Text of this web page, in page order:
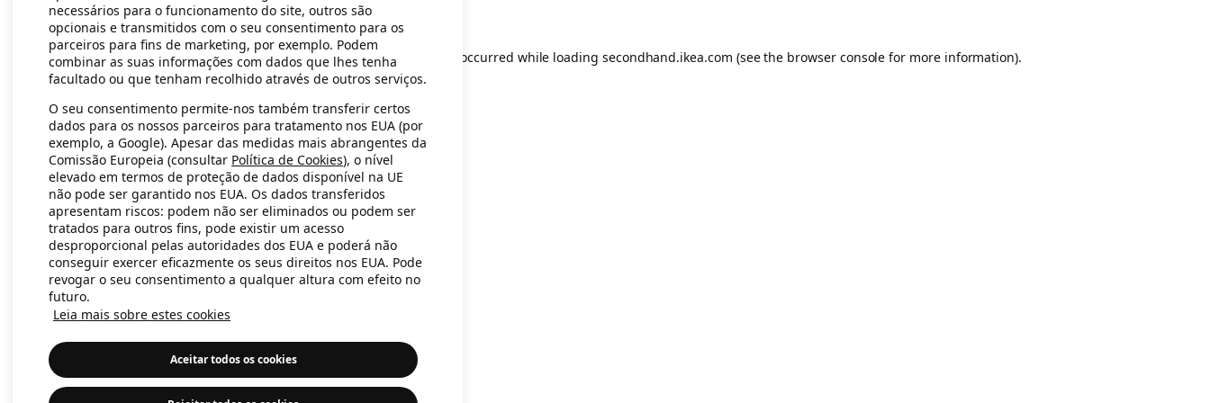
Application error: a client-side exception has occurred while loading secondhand.ikea.com (see the browser console for more information).
necessários para o funcionamento do site, outros são
opcionais e transmitidos com o seu consentimento para os
parceiros para fins de marketing, por exemplo. Podem
combinar as suas informações com dados que lhes tenha
facultado ou que tenham recolhido através de outros serviços.
O seu consentimento permite-nos também transferir certos
dados para os nossos parceiros para tratamento nos EUA (por
exemplo, a Google). Apesar das medidas mais abrangentes da
Comissão Europeia (consultar Política de Cookies), o nível
elevado em termos de proteção de dados disponível na UE
não pode ser garantido nos EUA. Os dados transferidos
apresentam riscos: podem não ser eliminados ou podem ser
tratados para outros fins, pode existir um acesso
desproporcional pelas autoridades dos EUA e poderá não
conseguir exercer eficazmente os seus direitos nos EUA. Pode
revogar o seu consentimento a qualquer altura com efeito no
futuro.
Leia mais sobre estes cookies
Aceitar todos os cookies